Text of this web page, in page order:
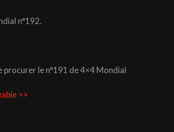
n°192.
procurer le n°191 de 4×4 Mondial
>>